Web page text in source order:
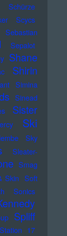
Schürze
Scycs
Sebastian
Sepalot
Shane
Shirin
Simina
Sinead
Sister
Ski
Sky
Sleater-
Smag
Skin Soft
Sonics
Spliff
Station 17